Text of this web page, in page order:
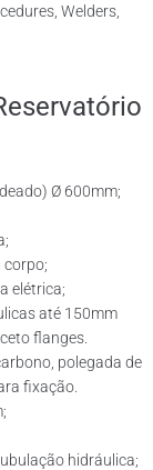
Welders,
Ø 600mm;
corpo;
elétrica;
até 150mm
flanges.
polegada de
fixação.
hidráulica;